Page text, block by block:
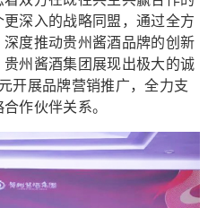
深入的战略同盟，通过全方
度推动贵州酱酒品牌的创新
州酱酒集团展现出极大的诚
开展品牌营销推广，全力支
作伙伴关系。